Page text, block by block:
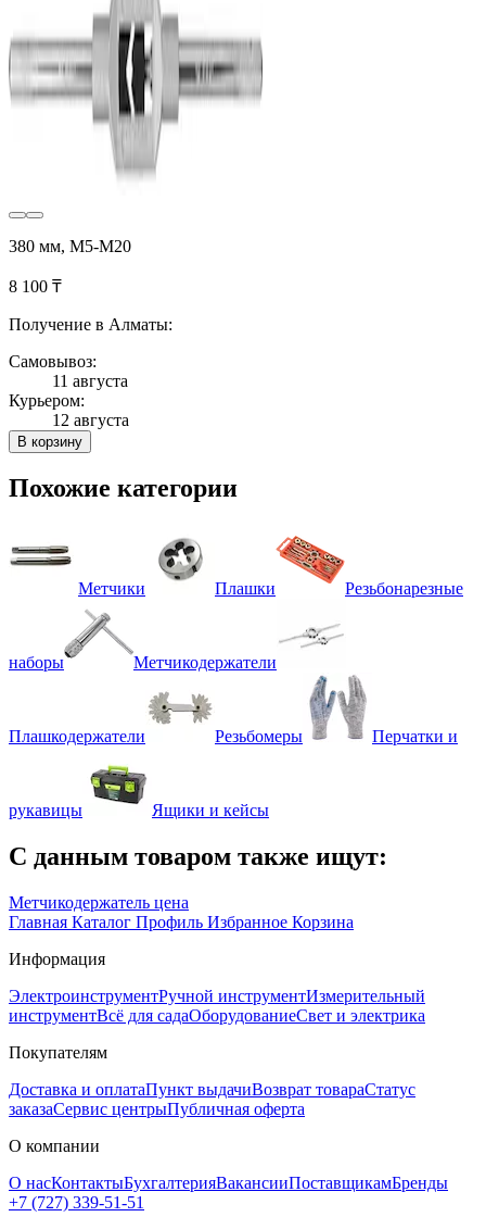
380 мм, М5-М20
8 100 ₸
Получение в Алматы:
Самовывоз:
11 августа
Курьером:
12 августа
В корзину
Похожие категории
Метчики Плашки Резьбонарезные
наборы Метчикодержатели
Плашкодержатели Резьбомеры Перчатки и
рукавицы Ящики и кейсы
С данным товаром также ищут:
Метчикодержатель цена
Главная Каталог Профиль Избранное Корзина
Информация
ЭлектроинструментРучной инструментИзмерительный
инструментВсё для садаОборудованиеСвет и электрика
Покупателям
Доставка и оплатаПункт выдачиВозврат товараСтатус
заказаСервис центрыПубличная оферта
О компании
О насКонтактыБухгалтерияВакансииПоставщикамБренды
+7 (727) 339-51-51